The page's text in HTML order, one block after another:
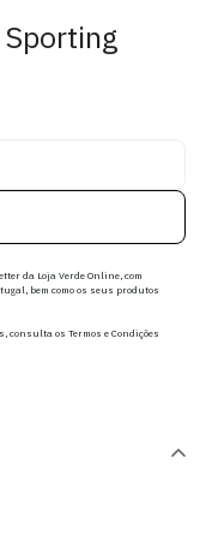
da Loja Verde Online, com
bem como os seus produtos
consulta os Termos e Condições